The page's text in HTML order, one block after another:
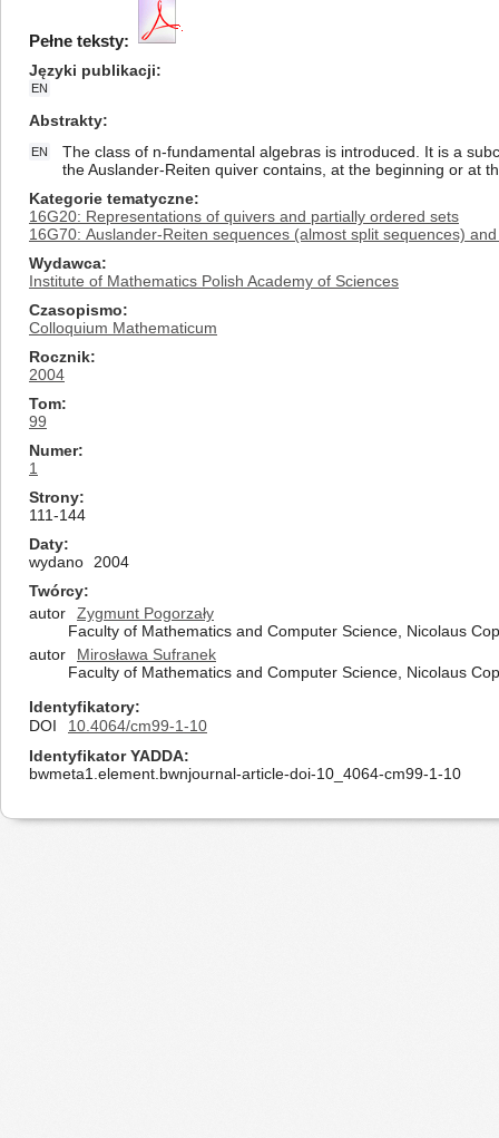
Pełne teksty:
Języki publikacji
EN
Abstrakty
EN
The class of n-fundamental algebras is introduced. It is a
the Auslander-Reiten quiver contains, at the beginning or at
Kategorie tematyczne
16G20: Representations of quivers and partially ordered sets
16G70: Auslander-Reiten sequences (almost split sequences)
Wydawca
Institute of Mathematics Polish Academy of Sciences
Czasopismo
Colloquium Mathematicum
Rocznik
2004
Tom
99
Numer
1
Strony
111-144
Daty
wydano
2004
Twórcy
autor
Zygmunt Pogorzały
Faculty of Mathematics and Computer Science, Nicolaus
autor
Mirosława Sufranek
Faculty of Mathematics and Computer Science, Nicolaus
Identyfikatory
DOI
10.4064/cm99-1-10
Identyfikator YADDA
bwmeta1.element.bwnjournal-article-doi-10_4064-cm99-1-10